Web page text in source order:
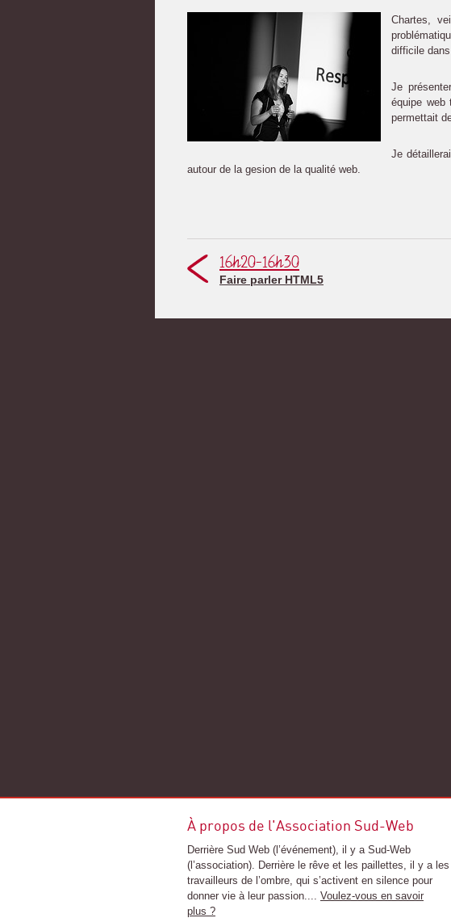
Chartes,
difficile
Je
équipe web
permettait
Je
autour de la gesion de la qualité web.
16h20-16h30
Faire parler HTML5
À propos de l'Association Sud-Web
Derrière Sud Web (l’événement), il y a Sud-Web
(l’association). Derrière le rêve et les paillettes, il y a les
travailleurs de l’ombre, qui s’activent en silence pour
donner vie à leur passion.... Voulez-vous en savoir
plus ?